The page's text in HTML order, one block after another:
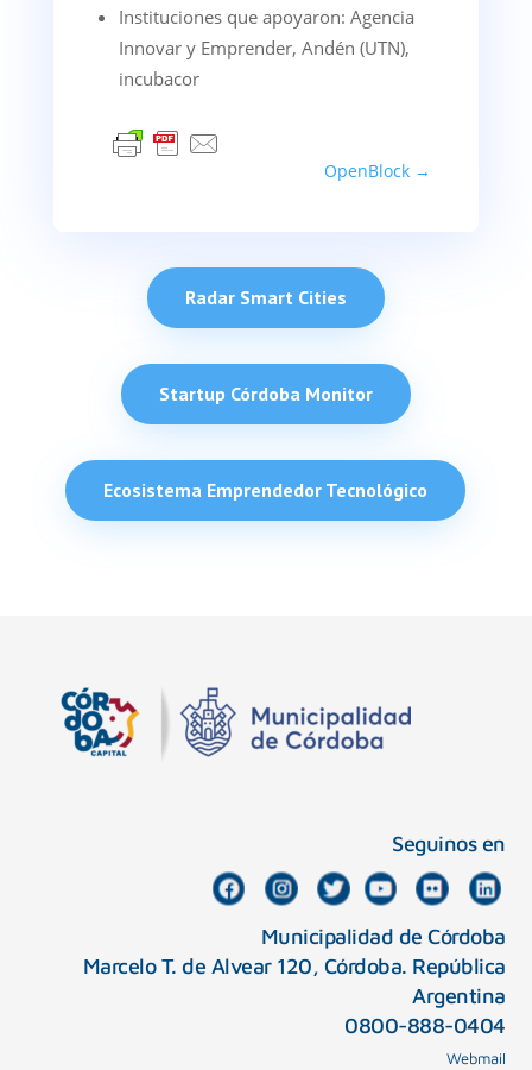
Instituciones que apoyaron: Agencia
Innovar y Emprender, Andén (UTN),
incubacor
OpenBlock →
Radar Smart Cities
Startup Córdoba Monitor
Ecosistema Emprendedor Tecnológico
Seguinos en
Municipalidad de Córdoba
Marcelo T. de Alvear 120, Córdoba. República
Argentina
0800-888-0404
Webmail